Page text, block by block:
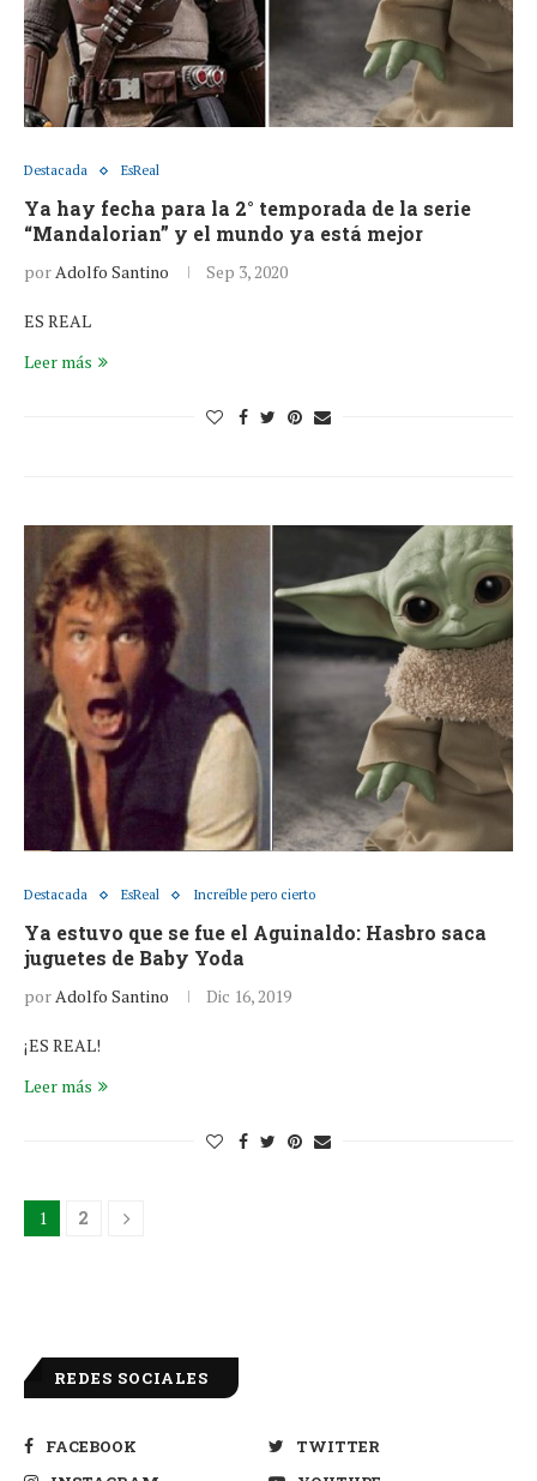
Destacada EsReal
Ya hay fecha para la 2° temporada de la serie
“Mandalorian” y el mundo ya está mejor
porAdolfo Santino Sep 3, 2020
ES REAL
Leer más
Destacada EsReal Increíble pero cierto
Ya estuvo que se fue el Aguinaldo: Hasbro saca
juguetes de Baby Yoda
porAdolfo Santino Dic 16, 2019
¡ES REAL!
Leer más
1 2
REDES SOCIALES
FACEBOOK
TWITTER